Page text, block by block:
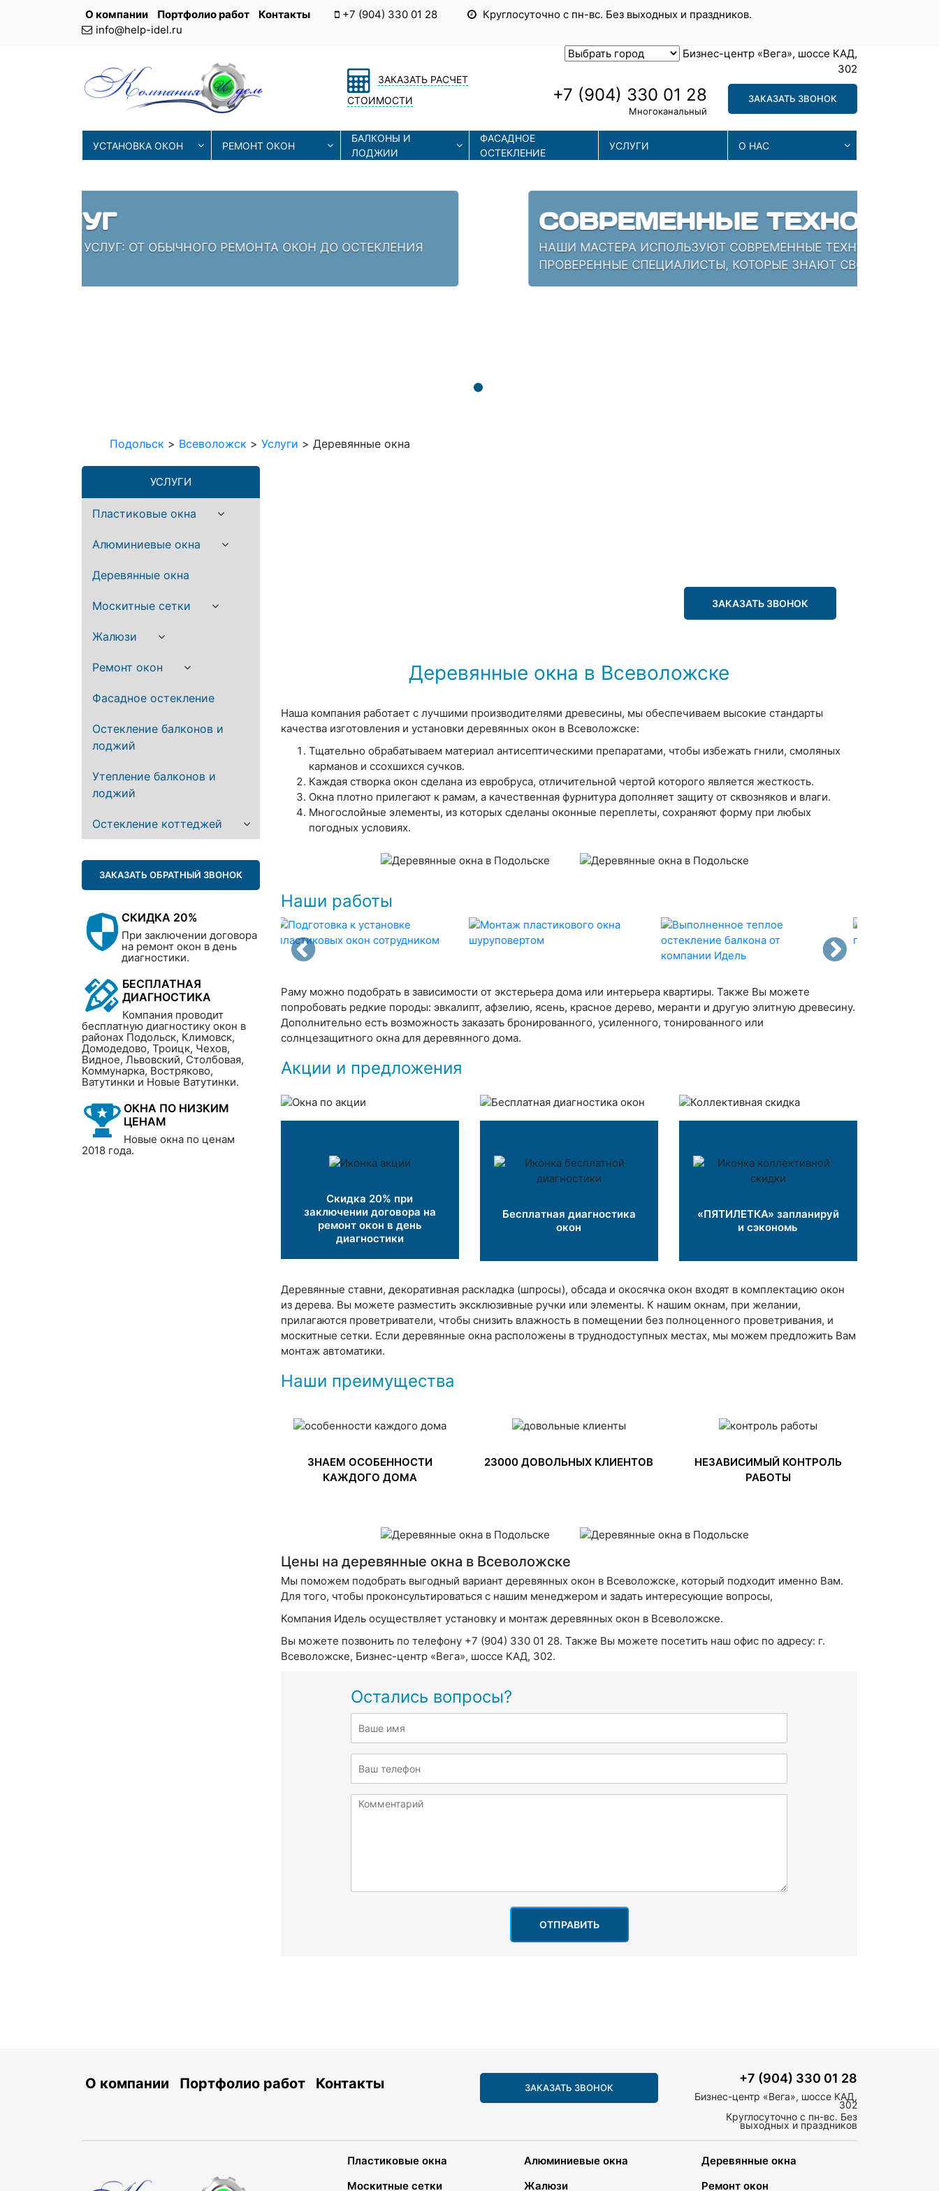
О компании Портфолио работ Контакты +7 (904) 330 01 28
Круглосуточно с пн-вс. Без выходных и праздников.
info@help-idel.ru
ЗАКАЗАТЬ РАСЧЕТ
СТОИМОСТИ
Бизнес-центр «Вега», шоссе КАД,
302
+7 (904) 330 01 28
Многоканальный
ЗАКАЗАТЬ ЗВОНОК
УСТАНОВКА ОКОН РЕМОНТ ОКОН
БАЛКОНЫ И
ЛОДЖИИ
ФАСАДНОЕ
ОСТЕКЛЕНИЕ
УСЛУГИ О НАС
СОВРЕМЕННЫЕ ТЕХНОЛОГИИ
НАШИ МАСТЕРА ИСПОЛЬЗУЮТ СОВРЕМЕННЫЕ ТЕХНОЛОГИИ МОНТАЖА И РЕМОНТА. ЗАЛОГ УСПЕХА -
Подольск > Всеволожск > Услуги > Деревянные окна
УСЛУГИ
Пластиковые окна
Алюминиевые окна
Деревянные окна
Москитные сетки
Жалюзи
Ремонт окон
Фасадное остекление
Остекление балконов и
лоджий
Утепление балконов и
лоджий
Остекление коттеджей
ЗАКАЗАТЬ ОБРАТНЫЙ ЗВОНОК
СКИДКА 20%
При заключении договора
на ремонт окон в день
диагностики.
БЕСПЛАТНАЯ
ДИАГНОСТИКА
Компания проводит
бесплатную диагностику окон в
районах Подольск, Климовск,
Домодедово, Троицк, Чехов,
Видное, Львовский, Столбовая,
Коммунарка, Востряково,
Ватутинки и Новые Ватутинки.
ОКНА ПО НИЗКИМ
ЦЕНАМ
Новые окна по ценам
2018 года.
ЗАКАЗАТЬ ЗВОНОК
Деревянные окна в Всеволожске
Наша компания работает с лучшими производителями древесины, мы обеспечиваем высокие стандарты
качества изготовления и установки деревянных окон в Всеволожске:
Тщательно обрабатываем материал антисептическими препаратами, чтобы избежать гнили, смоляных
карманов и ссохшихся сучков.
Каждая створка окон сделана из евробруса, отличительной чертой которого является жесткость.
Окна плотно прилегают к рамам, а качественная фурнитура дополняет защиту от сквозняков и влаги.
Многослойные элементы, из которых сделаны оконные переплеты, сохраняют форму при любых
погодных условиях.
Наши работы
Раму можно подобрать в зависимости от экстерьера дома или интерьера квартиры. Также Вы можете
попробовать редкие породы: эвкалипт, афзелию, ясень, красное дерево, меранти и другую элитную древесину.
Дополнительно есть возможность заказать бронированного, усиленного, тонированного или
солнцезащитного окна для деревянного дома.
Акции и предложения
Скидка 20% при
заключении договора на
ремонт окон в день
диагностики
Бесплатная диагностика
окон
«ПЯТИЛЕТКА» запланируй
и сэкономь
Деревянные ставни, декоративная раскладка (шпросы), обсада и окосячка окон входят в комплектацию окон
из дерева. Вы можете разместить эксклюзивные ручки или элементы. К нашим окнам, при желании,
прилагаются проветриватели, чтобы снизить влажность в помещении без полноценного проветривания, и
москитные сетки. Если деревянные окна расположены в труднодоступных местах, мы можем предложить Вам
монтаж автоматики.
Наши преимущества
ЗНАЕМ ОСОБЕННОСТИ
КАЖДОГО ДОМА
23000 ДОВОЛЬНЫХ КЛИЕНТОВ
НЕЗАВИСИМЫЙ КОНТРОЛЬ
РАБОТЫ
Цены на деревянные окна в Всеволожске
Мы поможем подобрать выгодный вариант деревянных окон в Всеволожске, который подходит именно Вам.
Для того, чтобы проконсультироваться с нашим менеджером и задать интересующие вопросы,
Компания Идель осуществляет установку и монтаж деревянных окон в Всеволожске.
Вы можете позвонить по телефону +7 (904) 330 01 28. Также Вы можете посетить наш офис по адресу: г.
Всеволожске, Бизнес-центр «Вега», шоссе КАД, 302.
Остались вопросы?
ОТПРАВИТЬ
О компании Портфолио работ Контакты ЗАКАЗАТЬ ЗВОНОК
+7 (904) 330 01 28
Бизнес-центр «Вега», шоссе КАД,
302
Круглосуточно с пн-вс. Без
выходных и праздников
Пластиковые окна Алюминиевые окна
Деревянные окна
Москитные сетки
Жалюзи Ремонт окон